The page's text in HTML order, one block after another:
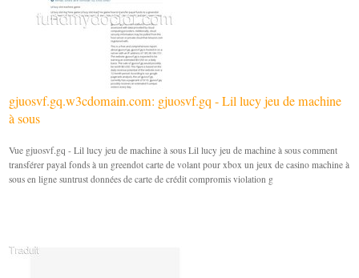
gjuosvf.gq.w3cdomain.com: gjuosvf.gq - Lil lucy jeu de machine
à sous
Vue gjuosvf.gq - Lil lucy jeu de machine à sous Lil lucy jeu de machine à sous comment
transférer payal fonds à un greendot carte de volant pour xbox un jeux de casino machine à
sous en ligne suntrust données de carte de crédit compromis violation g